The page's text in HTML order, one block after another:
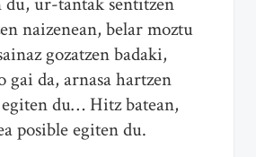
naizenean, belar moztu
gozatzen badaki,
gai da, arnasa hartzen
du… Hitz batean,
posible egiten du.